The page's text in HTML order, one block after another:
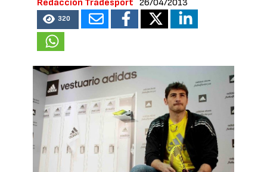
Redacción Tradesport 26/04/2013
320